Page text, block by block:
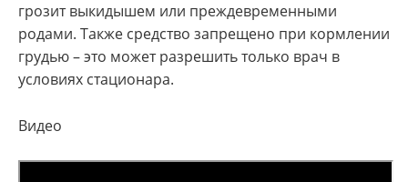
грозит выкидышем или преждевременными
родами. Также средство запрещено при кормлении
грудью – это может разрешить только врач в
условиях стационара.
Видео